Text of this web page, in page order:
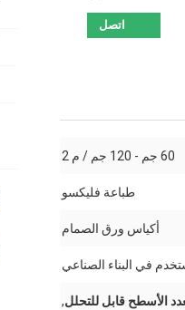
اتصل
60 جم ​​- 120 جم / م 2
طباعة فليكسو
أكياس ورق الصمام
في البناء الصناعي
الأسطح قابل للتحلل,